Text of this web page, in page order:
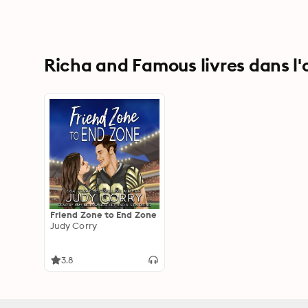
Richa and Famous livres dans
Friend Zone to End Zone
Judy Corry
3.8